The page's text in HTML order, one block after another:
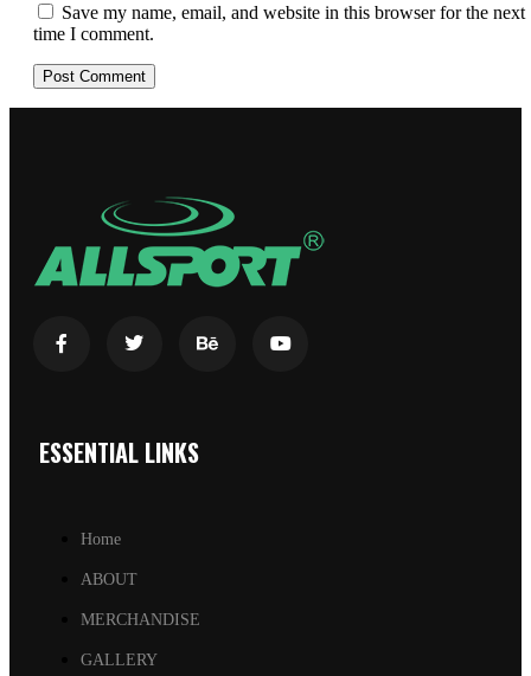
Save my name, email, and website in this browser for the next
time I comment.
ESSENTIAL LINKS
Home
ABOUT
MERCHANDISE
GALLERY